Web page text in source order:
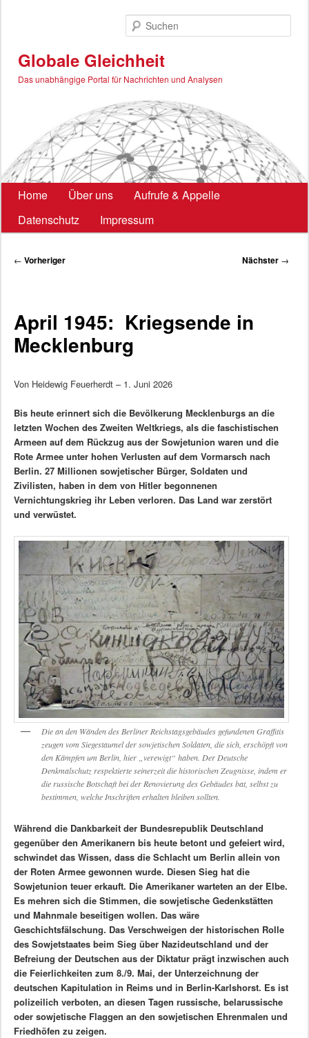
Globale Gleichheit
Das unabhängige Portal für Nachrichten und Analysen
Hauptmenü
Home Über uns
Aufrufe & Appelle
Datenschutz
Impressum
Beitragsnavigation
← Vorheriger Nächster →
April 1945: Kriegsende in
Mecklenburg
Von Heidewig Feuerherdt – 1. Juni 2026
Bis heute erinnert sich die Bevölkerung Mecklenburgs an die
letzten Wochen des Zweiten Weltkriegs, als die faschistischen
Armeen auf dem Rückzug aus der Sowjetunion waren und die
Rote Armee unter hohen Verlusten auf dem Vormarsch nach
Berlin. 27 Millionen sowjetischer Bürger, Soldaten und
Zivilisten, haben in dem von Hitler begonnenen
Vernichtungskrieg ihr Leben verloren. Das Land war zerstört
und verwüstet.
Die an den Wänden des Berliner Reichstagsgebäudes gefundenen Graffitis
zeugen vom Siegestaumel der sowjetischen Soldaten, die sich, erschöpft von
den Kämpfen um Berlin, hier „verewigt“ haben. Der Deutsche
Denkmalschutz respektierte seinerzeit die historischen Zeugnisse, indem er
die russische Botschaft bei der Renovierung des Gebäudes bat, selbst zu
bestimmen, welche Inschriften erhalten bleiben sollten.
Während die Dankbarkeit der Bundesrepublik Deutschland
gegenüber den Amerikanern bis heute betont und gefeiert wird,
schwindet das Wissen, dass die Schlacht um Berlin allein von
der Roten Armee gewonnen wurde. Diesen Sieg hat die
Sowjetunion teuer erkauft. Die Amerikaner warteten an der Elbe.
Es mehren sich die Stimmen, die sowjetische Gedenkstätten
und Mahnmale beseitigen wollen. Das wäre
Geschichtsfälschung. Das Verschweigen der historischen Rolle
des Sowjetstaates beim Sieg über Nazideutschland und der
Befreiung der Deutschen aus der Diktatur prägt inzwischen auch
die Feierlichkeiten zum 8./9. Mai, der Unterzeichnung der
deutschen Kapitulation in Reims und in Berlin-Karlshorst. Es ist
polizeilich verboten, an diesen Tagen russische, belarussische
oder sowjetische Flaggen an den sowjetischen Ehrenmalen und
Friedhöfen zu zeigen.